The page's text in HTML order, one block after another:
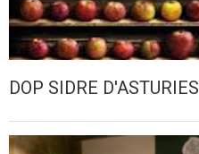
DOP SIDRE D'ASTURIES